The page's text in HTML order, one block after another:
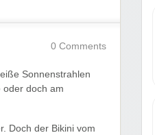
0 Comments
Sonnenstrahlen
oder doch am
Doch der Bikini vom